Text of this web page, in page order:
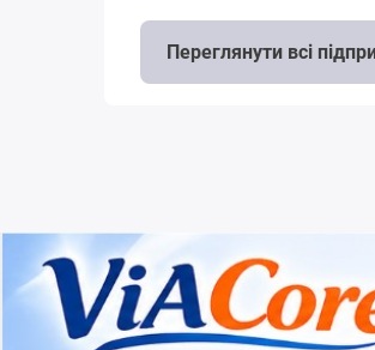
Переглянути всі